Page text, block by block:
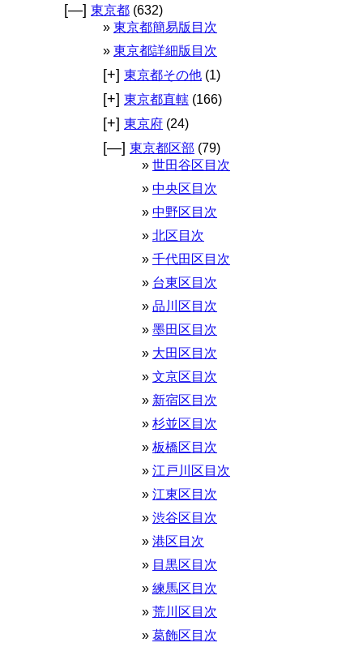
[—] 東京都 (632)
東京都簡易版目次
東京都詳細版目次
[+] 東京都その他 (1)
[+] 東京都直轄 (166)
[+] 東京府 (24)
[—] 東京都区部 (79)
世田谷区目次
中央区目次
中野区目次
北区目次
千代田区目次
台東区目次
品川区目次
墨田区目次
大田区目次
文京区目次
新宿区目次
杉並区目次
板橋区目次
江戸川区目次
江東区目次
渋谷区目次
港区目次
目黒区目次
練馬区目次
荒川区目次
葛飾区目次